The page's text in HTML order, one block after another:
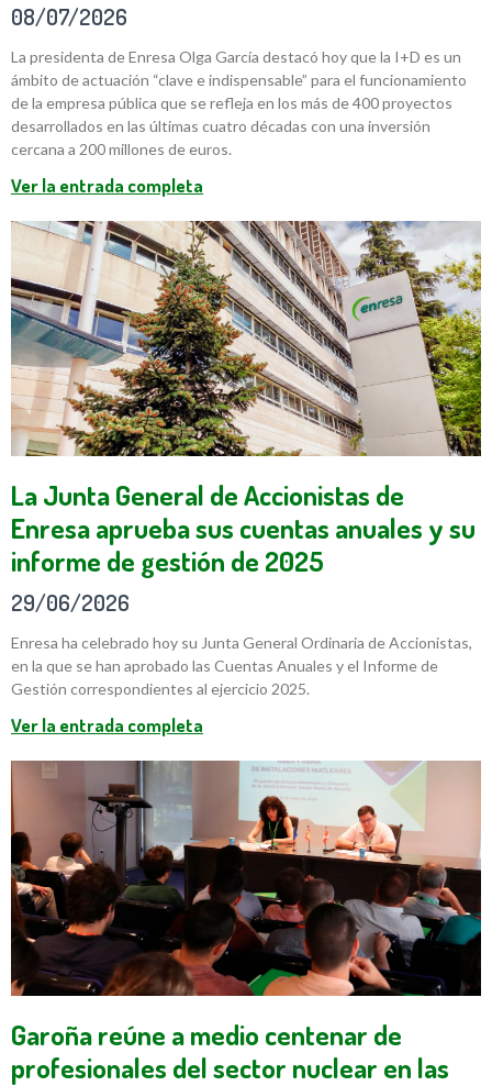
08/07/2026
La presidenta de Enresa Olga García destacó hoy que la I+D es un
ámbito de actuación “clave e indispensable” para el funcionamiento
de la empresa pública que se refleja en los más de 400 proyectos
desarrollados en las últimas cuatro décadas con una inversión
cercana a 200 millones de euros.
Ver la entrada completa
La Junta General de Accionistas de
Enresa aprueba sus cuentas anuales y su
informe de gestión de 2025
29/06/2026
Enresa ha celebrado hoy su Junta General Ordinaria de Accionistas,
en la que se han aprobado las Cuentas Anuales y el Informe de
Gestión correspondientes al ejercicio 2025.
Ver la entrada completa
Garoña reúne a medio centenar de
profesionales del sector nuclear en las